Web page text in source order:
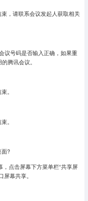
，请联系会议发起人获取相关
议号码是否输入正确，如果重
腾讯会议。
。
。
面?
点击屏幕下方菜单栏“共享屏
幕共享。